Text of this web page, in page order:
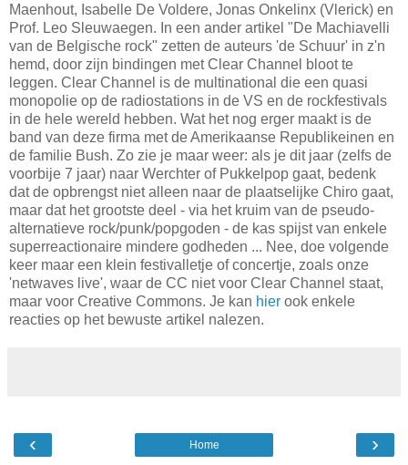
Maenhout, Isabelle De Voldere, Jonas Onkelinx (Vlerick) en
Prof. Leo Sleuwaegen. In een ander artikel "De Machiavelli
van de Belgische rock" zetten de auteurs 'de Schuur' in z'n
hemd, door zijn bindingen met Clear Channel bloot te
leggen. Clear Channel is de multinational die een quasi
monopolie op de radiostations in de VS en de rockfestivals
in de hele wereld hebben. Wat het nog erger maakt is de
band van deze firma met de Amerikaanse Republikeinen en
de familie Bush. Zo zie je maar weer: als je dit jaar (zelfs de
voorbije 7 jaar) naar Werchter of Pukkelpop gaat, bedenk
dat de opbrengst niet alleen naar de plaatselijke Chiro gaat,
maar dat het grootste deel - via het kruim van de pseudo-
alternatieve rock/punk/popgoden - de kas spijst van enkele
superreactionaire mindere godheden ... Nee, doe volgende
keer maar een klein festivalletje of concertje, zoals onze
'netwaves live', waar de CC niet voor Clear Channel staat,
maar voor Creative Commons. Je kan hier ook enkele
reacties op het bewuste artikel nalezen.
‹ ›
Home